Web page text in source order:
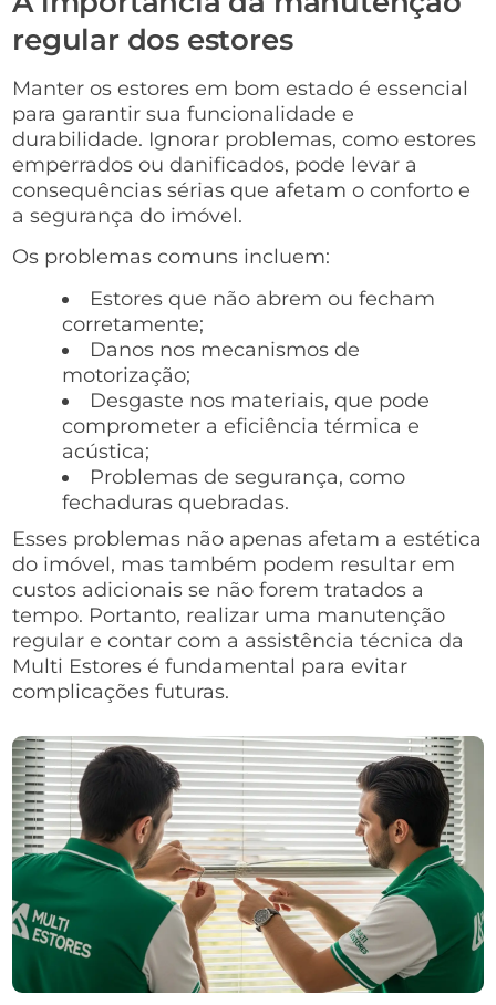
regular dos estores
Manter os estores em bom estado é essencial
para garantir sua funcionalidade e
durabilidade. Ignorar problemas, como estores
emperrados ou danificados, pode levar a
consequências sérias que afetam o conforto e
a segurança do imóvel.
Os problemas comuns incluem:
Estores que não abrem ou fecham
corretamente;
Danos nos mecanismos de
motorização;
Desgaste nos materiais, que pode
comprometer a eficiência térmica e
acústica;
Problemas de segurança, como
fechaduras quebradas.
Esses problemas não apenas afetam a estética
do imóvel, mas também podem resultar em
custos adicionais se não forem tratados a
tempo. Portanto, realizar uma manutenção
regular e contar com a assistência técnica da
Multi Estores é fundamental para evitar
complicações futuras.